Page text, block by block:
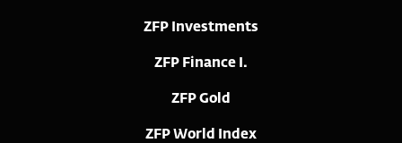
ZFP Investments
ZFP Finance I.
ZFP Gold
ZFP World Index